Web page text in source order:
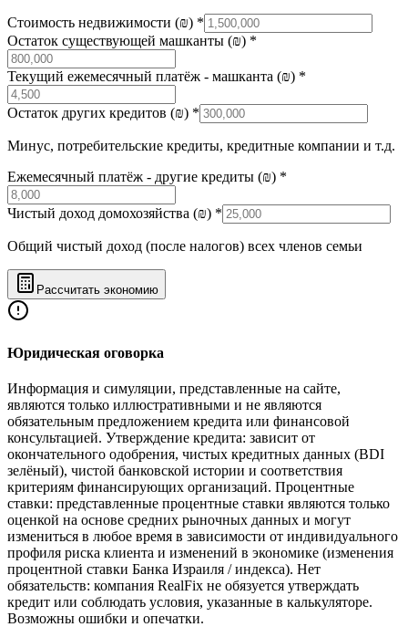
Стоимость недвижимости (₪) *
Остаток существующей машканты (₪) *
Текущий ежемесячный платёж - машканта (₪) *
Остаток других кредитов (₪) *
Минус, потребительские кредиты, кредитные компании и т.д.
Ежемесячный платёж - другие кредиты (₪) *
Чистый доход домохозяйства (₪) *
Общий чистый доход (после налогов) всех членов семьи
Рассчитать экономию
Юридическая оговорка
Информация и симуляции, представленные на сайте,
являются только иллюстративными и не являются
обязательным предложением кредита или финансовой
консультацией. Утверждение кредита: зависит от
окончательного одобрения, чистых кредитных данных (BDI
зелёный), чистой банковской истории и соответствия
критериям финансирующих организаций. Процентные
ставки: представленные процентные ставки являются только
оценкой на основе средних рыночных данных и могут
измениться в любое время в зависимости от индивидуального
профиля риска клиента и изменений в экономике (изменения
процентной ставки Банка Израиля / индекса). Нет
обязательств: компания RealFix не обязуется утверждать
кредит или соблюдать условия, указанные в калькуляторе.
Возможны ошибки и опечатки.